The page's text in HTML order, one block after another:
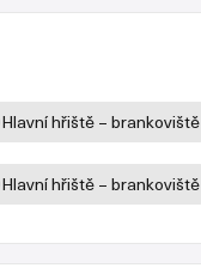
Hlavní hřiště – brankoviště
Hlavní hřiště – brankoviště